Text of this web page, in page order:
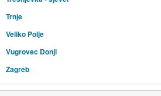
Trnje
Veliko Polje
Vugrovec Donji
Zagreb